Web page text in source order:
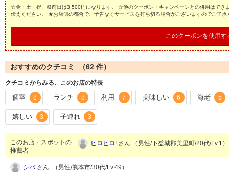
☆金・土・祝、祭前日は3,500円になります。 ☆他のクーポン・キャンペーンとの併用はでき
伝えください。 ★お店側の都合で、予告なくサービスを打ち切る場合がございますのでご了承
このクーポンを使用す
おすすめのクチコミ （62 件）
クチコミからみる、このお店の特長
個室 8 ランチ 8 利用 7 美味しい 6 海老 5
嬉しい 3 子連れ 3
このお店・スポットの
推薦者
ヒロヒロ! さん （男性/下益城郡美里町/20代/Lv.1
シバさん （男性/熊本市/30代/Lv.49）